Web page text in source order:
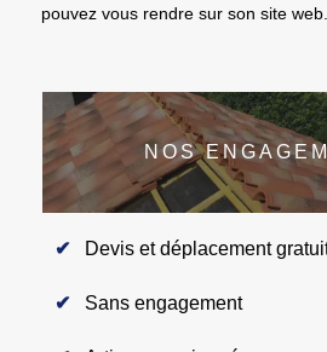
pouvez vous rendre sur son site web.
NOS
Devis et déplacement
Sans engagement